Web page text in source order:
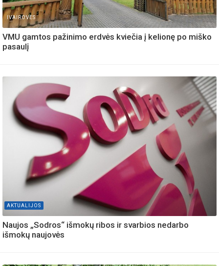
IVAIROVES
VMU gamtos pažinimo erdvės kviečia į kelionę po miško
pasaulį
AKTUALIJOS
Naujos „Sodros“ išmokų ribos ir svarbios nedarbo
išmokų naujovės